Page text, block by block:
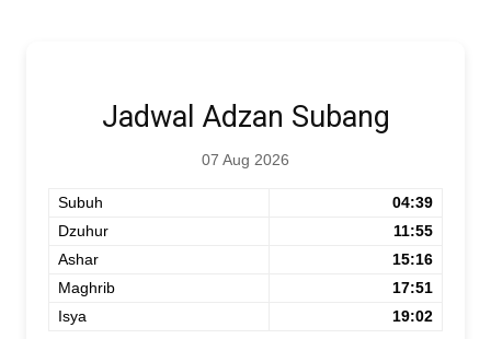
Jadwal Adzan Subang
07 Aug 2026
Subuh
04:39
Dzuhur
11:55
Ashar
15:16
Maghrib
17:51
Isya
19:02